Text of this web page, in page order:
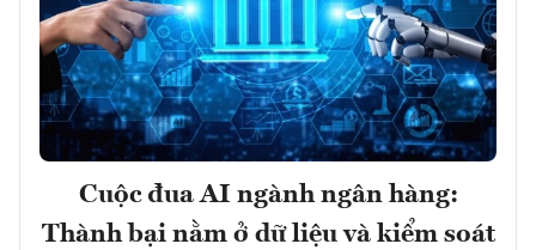
Cuộc đua AI ngành ngân hàng:
Thành bại nằm ở dữ liệu và kiểm soát